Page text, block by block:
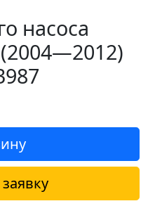
насоса